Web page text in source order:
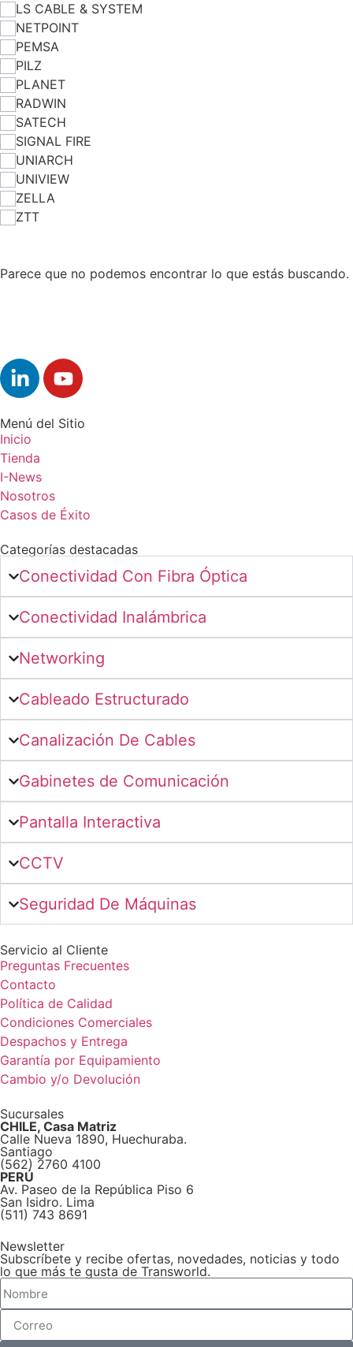
LS CABLE & SYSTEM
NETPOINT
PEMSA
PILZ
PLANET
RADWIN
SATECH
SIGNAL FIRE
UNIARCH
UNIVIEW
ZELLA
ZTT
Parece que no podemos encontrar lo que estás buscando.
Menú del Sitio
Inicio
Tienda
I-News
Nosotros
Casos de Éxito
Categorías destacadas
Conectividad Con Fibra Óptica
Conectividad Inalámbrica
Networking
Cableado Estructurado
Canalización De Cables
Gabinetes de Comunicación
Pantalla Interactiva
CCTV
Seguridad De Máquinas
Servicio al Cliente
Preguntas Frecuentes
Contacto
Política de Calidad
Condiciones Comerciales
Despachos y Entrega
Garantía por Equipamiento
Cambio y/o Devolución
Sucursales
CHILE, Casa Matriz
Calle Nueva 1890, Huechuraba.
Santiago
(562) 2760 4100
PERÚ
Av. Paseo de la República Piso 6
San Isidro. Lima
(511) 743 8691
Newsletter
Subscríbete y recibe ofertas, novedades, noticias y todo
lo que más te gusta de Transworld.